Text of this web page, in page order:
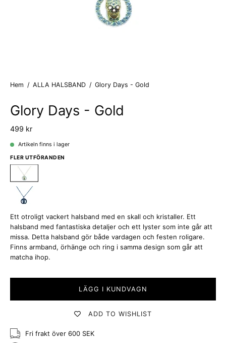
Hem / ALLA HALSBAND / Glory Days - Gold
Glory Days - Gold
499 kr
Artikeln finns i lager
FLER UTFÖRANDEN
Ett otroligt vackert halsband med en skall och kristaller. Ett
halsband med fantastiska detaljer och ett lyster som inte går att
missa. Detta halsband gör både vardagen och festen roligare.
Finns armband, örhänge och ring i samma design som går att
matcha ihop.
LÄGG I KUNDVAGN
ADD TO WISHLIST
Fri frakt över 600 SEK